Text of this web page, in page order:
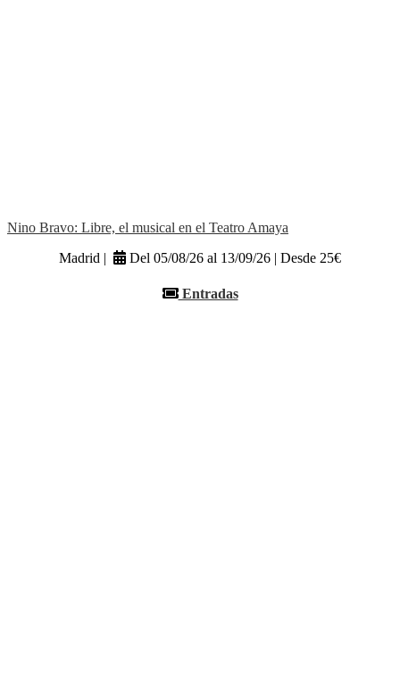
Nino Bravo: Libre, el musical en el Teatro Amaya
Madrid |
Del 05/08/26 al 13/09/26 | Desde 25€
Entradas